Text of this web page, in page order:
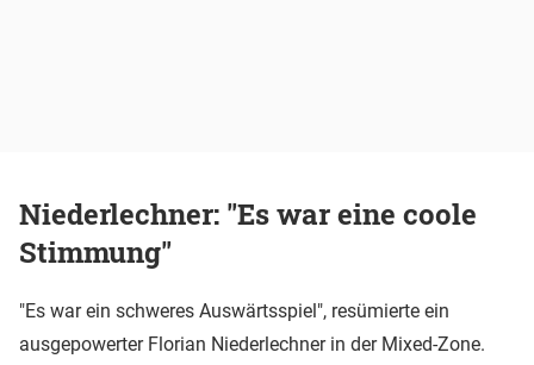
Niederlechner: "Es war eine coole
Stimmung"
"Es war ein schweres Auswärtsspiel", resümierte ein
ausgepowerter Florian Niederlechner in der Mixed-Zone.